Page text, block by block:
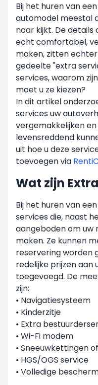
Bij het huren van
automodel meestal
naar kijkt. De details
echt comfortabel,
maken, zitten
gedeelte "extra
services, waarom
moet u ze kiezen?
In dit artikel
services uw
vergemakkelijken
levensreddend
uit hoe u deze
toevoegen via
Wat zijn
Bij het huren van
services die, naast
aangeboden om
maken. Ze kunnen
reservering worden
redelijke prijzen aan
toegevoegd. De
zijn:
• Navigatiesysteem
• Kinderzitje
• Extra
• Wi-Fi modem
• Sneeuwkettingen
• HGS/OGS service
• Volledige